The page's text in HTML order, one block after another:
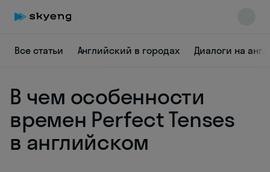
Все статьи Английский в городах Диалоги на
В чем особенности
времен Perfect Tenses
в английском